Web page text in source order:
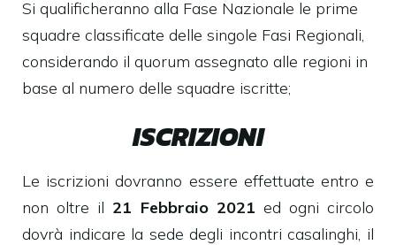
Si qualificheranno alla Fase Nazionale le prime
squadre classificate delle singole Fasi Regionali,
considerando il quorum assegnato alle regioni in
base al numero delle squadre iscritte;
ISCRIZIONI
Le iscrizioni dovranno essere effettuate entro e
non oltre il 21 Febbraio 2021 ed ogni circolo
dovrà indicare la sede degli incontri casalinghi, il